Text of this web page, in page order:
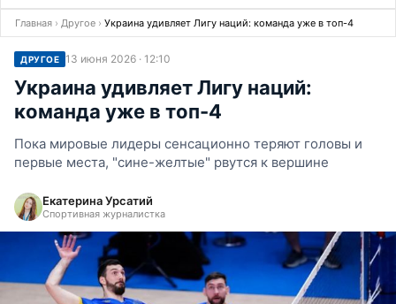
Главная › Другое › Украина удивляет Лигу наций: команда уже в топ-4
ДРУГОЕ 13 июня 2026 · 12:10
Украина удивляет Лигу наций:
команда уже в топ-4
Пока мировые лидеры сенсационно теряют головы и
первые места, "сине-желтые" рвутся к вершине
Екатерина Урсатий
Спортивная журналистка